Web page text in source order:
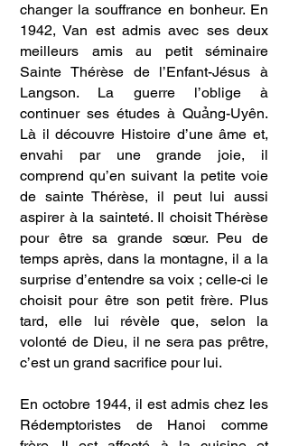
changer la souffrance en bonheur. En
1942, Van est admis avec ses deux
meilleurs amis au petit séminaire
Sainte Thérèse de l’Enfant-Jésus à
Langson. La guerre l’oblige à
continuer ses études à Quảng-Uyên.
Là il découvre Histoire d’une âme et,
envahi par une grande joie, il
comprend qu’en suivant la petite voie
de sainte Thérèse, il peut lui aussi
aspirer à la sainteté. Il choisit Thérèse
pour être sa grande sœur. Peu de
temps après, dans la montagne, il a la
surprise d’entendre sa voix ; celle-ci le
choisit pour être son petit frère. Plus
tard, elle lui révèle que, selon la
volonté de Dieu, il ne sera pas prêtre,
c’est un grand sacrifice pour lui.
En octobre 1944, il est admis chez les
Rédemptoristes de Hanoi comme